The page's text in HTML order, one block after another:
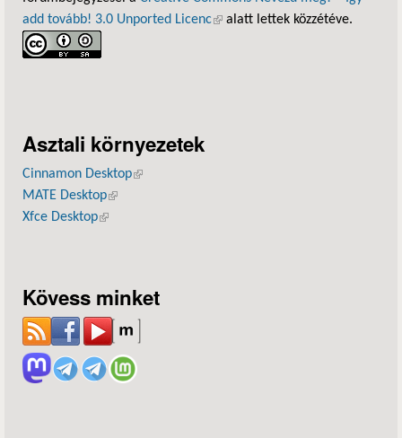
add tovább! 3.0 Unported Licenc(külső hivatkozás)
alatt lettek közzétéve.
Asztali környezetek
Cinnamon Desktop(külső hivatkozás)
MATE Desktop(külső hivatkozás)
Xfce Desktop(külső hivatkozás)
Kövess minket